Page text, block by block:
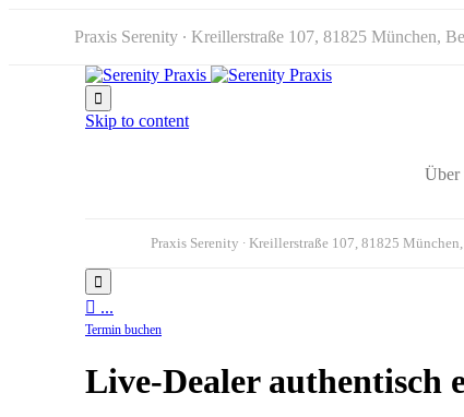
Praxis Serenity ∙ Kreillerstraße 107, 81825 München,

Skip to content
Über
Praxis Serenity ∙ Kreillerstraße 107, 81825 München,

 ...
Termin buchen
Live-Dealer authentisch